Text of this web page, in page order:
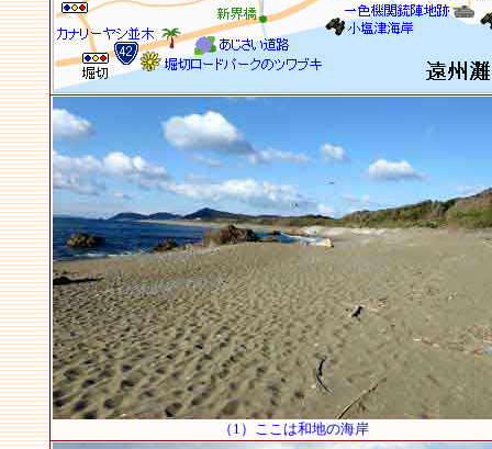
（1）ここは和地の海岸